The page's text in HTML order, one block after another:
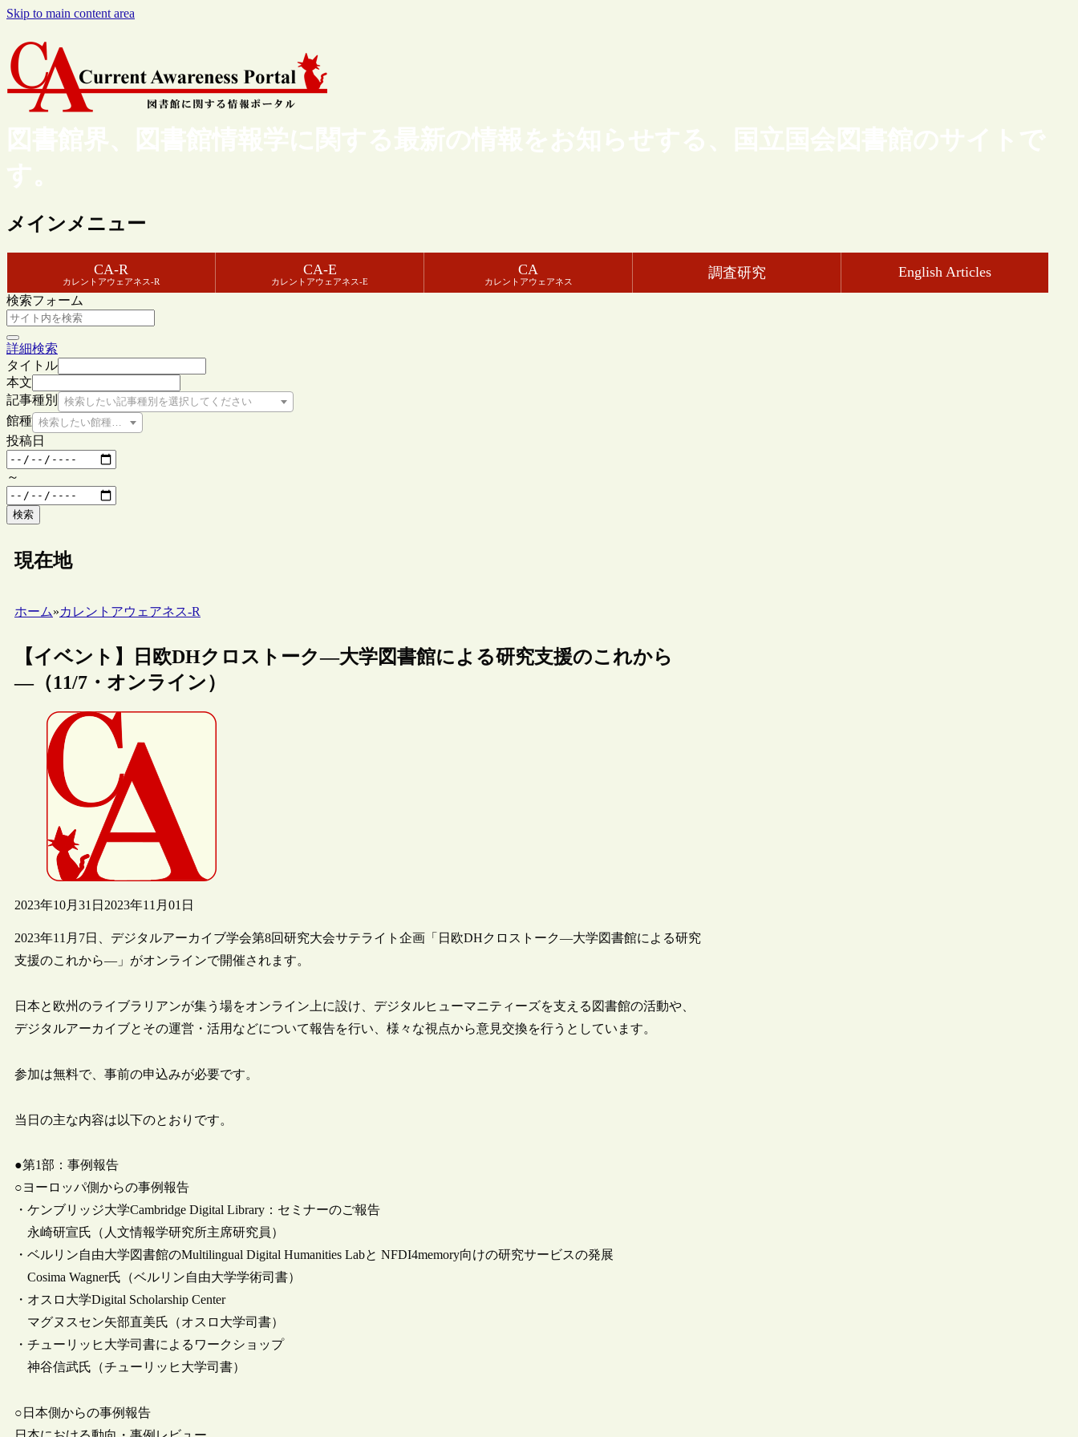
Skip to main content area
図書館界、図書館情報学に関する最新の情報をお知らせする、国立国会図書館のサイトで
す。
メインメニュー
CA-R
カレントアウェアネス-R
CA-E
カレントアウェアネス-E
CA
カレントアウェアネス
調査研究 English Articles
検索フォーム
詳細検索
タイトル
本文
記事種別
検索したい記事種別を選択してください
館種 検索したい館種を選択してください
投稿日
～
検索
現在地
ホーム»カレントアウェアネス-R
【イベント】日欧DHクロストーク―大学図書館による研究支援のこれから
―（11/7・オンライン）
2023年10月31日 2023年11月01日
2023年11月7日、デジタルアーカイブ学会第8回研究大会サテライト企画「日欧DHクロストーク―大学図書館による研究
支援のこれから―」がオンラインで開催されます。
日本と欧州のライブラリアンが集う場をオンライン上に設け、デジタルヒューマニティーズを支える図書館の活動や、
デジタルアーカイブとその運営・活用などについて報告を行い、様々な視点から意見交換を行うとしています。
参加は無料で、事前の申込みが必要です。
当日の主な内容は以下のとおりです。
●第1部：事例報告
○ヨーロッパ側からの事例報告
・ケンブリッジ大学Cambridge Digital Library：セミナーのご報告
永崎研宣氏（人文情報学研究所主席研究員）
・ベルリン自由大学図書館のMultilingual Digital Humanities Labと NFDI4memory向けの研究サービスの発展
Cosima Wagner氏（ベルリン自由大学学術司書）
・オスロ大学Digital Scholarship Center
マグヌスセン矢部直美氏（オスロ大学司書）
・チューリッヒ大学司書によるワークショップ
神谷信武氏（チューリッヒ大学司書）
○日本側からの事例報告